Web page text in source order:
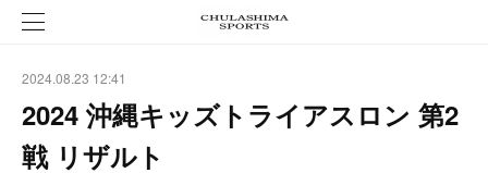
2024.08.23 12:41
2024 沖縄キッズトライアスロン 第2
戦 リザルト